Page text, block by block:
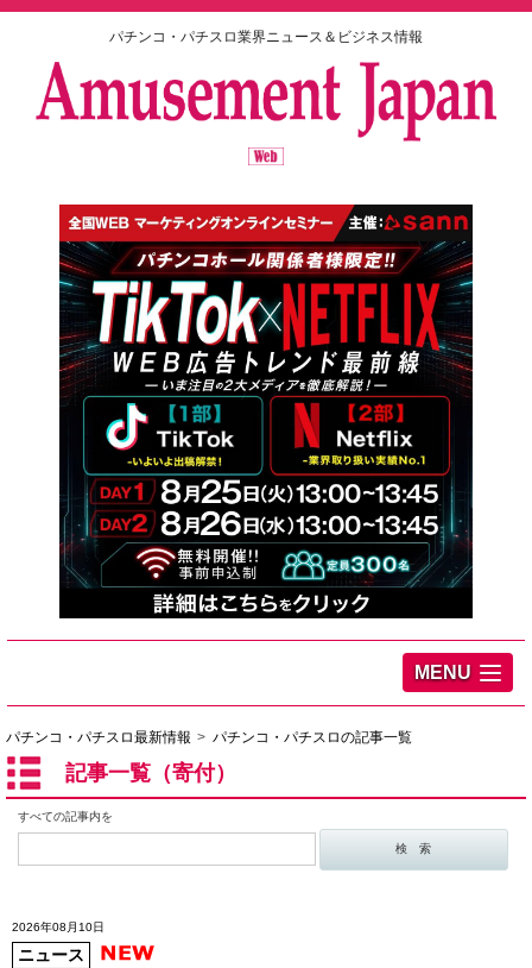
パチンコ・パチスロ業界ニュース＆ビジネス情報
MENU
パチンコ・パチスロ最新情報 パチンコ・パチスロの記事一覧
記事一覧（寄付）
すべての記事内を
2026年08月10日
ニュース